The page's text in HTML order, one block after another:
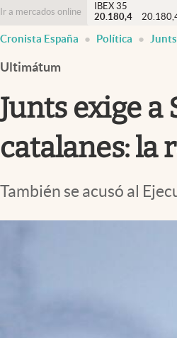
Ir a mercados online
IBEX 35
20.180,4
Cronista España Política
Ultimátum
Junts exige a
catalanes: la
También se acusó al